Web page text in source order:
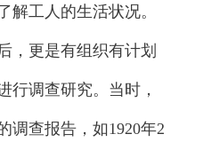
解工人的生活状况。
，更是有组织有计划
行调查研究。当时，
调查报告，如1920年2